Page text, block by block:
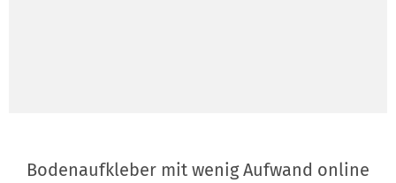
Bodenaufkleber mit wenig Aufwand online